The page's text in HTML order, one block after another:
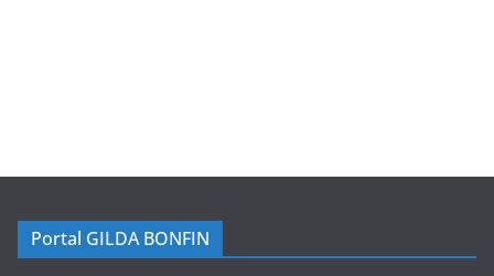
Portal GILDA BONFIN